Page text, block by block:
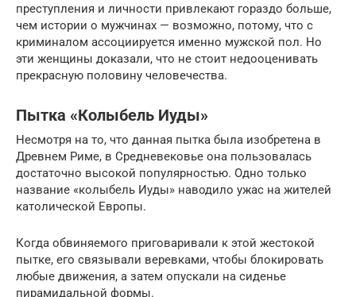
преступления и личности привлекают гораздо больше,
чем истории о мужчинах — возможно, потому, что с
криминалом ассоциируется именно мужской пол. Но
эти женщины доказали, что не стоит недооценивать
прекрасную половину человечества.
Пытка «Колыбель Иуды»
Несмотря на то, что данная пытка была изобретена в
Древнем Риме, в Средневековье она пользовалась
достаточно высокой популярностью. Одно только
название «колыбель Иуды» наводило ужас на жителей
католической Европы.
Когда обвиняемого приговаривали к этой жестокой
пытке, его связывали веревками, чтобы блокировать
любые движения, а затем опускали на сиденье
пирамидальной формы.